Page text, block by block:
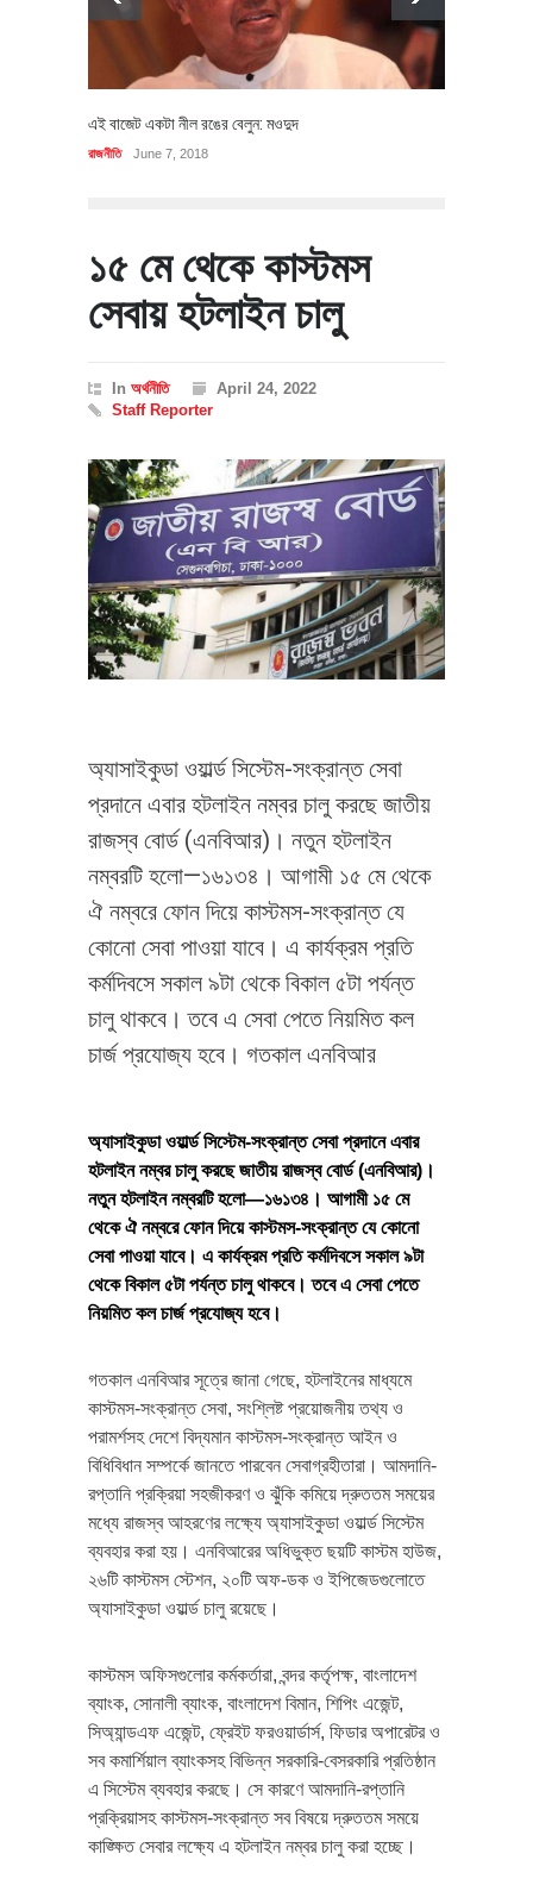
এই বাজেট একটা নীল রঙের বেলুন: মওদুদ
রাজনীতি June 7, 2018
১৫ মে থেকে কাস্টমস
সেবায় হটলাইন চালু
In অর্থনীতি
April 24, 2022
Staff Reporter
অ্যাসাইকুডা ওয়ার্ল্ড সিস্টেম-সংক্রান্ত সেবা
প্রদানে এবার হটলাইন নম্বর চালু করছে জাতীয়
রাজস্ব বোর্ড (এনবিআর)। নতুন হটলাইন
নম্বরটি হলো—১৬১৩৪। আগামী ১৫ মে থেকে
ঐ নম্বরে ফোন দিয়ে কাস্টমস-সংক্রান্ত যে
কোনো সেবা পাওয়া যাবে। এ কার্যক্রম প্রতি
কর্মদিবসে সকাল ৯টা থেকে বিকাল ৫টা পর্যন্ত
চালু থাকবে। তবে এ সেবা পেতে নিয়মিত কল
চার্জ প্রযোজ্য হবে। গতকাল এনবিআর
অ্যাসাইকুডা ওয়ার্ল্ড সিস্টেম-সংক্রান্ত সেবা প্রদানে এবার
হটলাইন নম্বর চালু করছে জাতীয় রাজস্ব বোর্ড (এনবিআর)।
নতুন হটলাইন নম্বরটি হলো—১৬১৩৪। আগামী ১৫ মে
থেকে ঐ নম্বরে ফোন দিয়ে কাস্টমস-সংক্রান্ত যে কোনো
সেবা পাওয়া যাবে। এ কার্যক্রম প্রতি কর্মদিবসে সকাল ৯টা
থেকে বিকাল ৫টা পর্যন্ত চালু থাকবে। তবে এ সেবা পেতে
নিয়মিত কল চার্জ প্রযোজ্য হবে।
গতকাল এনবিআর সূত্রে জানা গেছে, হটলাইনের মাধ্যমে
কাস্টমস-সংক্রান্ত সেবা, সংশ্লিষ্ট প্রয়োজনীয় তথ্য ও
পরামর্শসহ দেশে বিদ্যমান কাস্টমস-সংক্রান্ত আইন ও
বিধিবিধান সম্পর্কে জানতে পারবেন সেবাগ্রহীতারা। আমদানি-
রপ্তানি প্রক্রিয়া সহজীকরণ ও ঝুঁকি কমিয়ে দ্রুততম সময়ের
মধ্যে রাজস্ব আহরণের লক্ষ্যে অ্যাসাইকুডা ওয়ার্ল্ড সিস্টেম
ব্যবহার করা হয়। এনবিআরের অধিভুক্ত ছয়টি কাস্টম হাউজ,
২৬টি কাস্টমস স্টেশন, ২০টি অফ-ডক ও ইপিজেডগুলোতে
অ্যাসাইকুডা ওয়ার্ল্ড চালু রয়েছে।
কাস্টমস অফিসগুলোর কর্মকর্তারা, বন্দর কর্তৃপক্ষ, বাংলাদেশ
ব্যাংক, সোনালী ব্যাংক, বাংলাদেশ বিমান, শিপিং এজেন্ট,
সিঅ্যান্ডএফ এজেন্ট, ফ্রেইট ফরওয়ার্ডার্স, ফিডার অপারেটর ও
সব কমার্শিয়াল ব্যাংকসহ বিভিন্ন সরকারি-বেসরকারি প্রতিষ্ঠান
এ সিস্টেম ব্যবহার করছে। সে কারণে আমদানি-রপ্তানি
প্রক্রিয়াসহ কাস্টমস-সংক্রান্ত সব বিষয়ে দ্রুততম সময়ে
কাঙ্ক্ষিত সেবার লক্ষ্যে এ হটলাইন নম্বর চালু করা হচ্ছে।